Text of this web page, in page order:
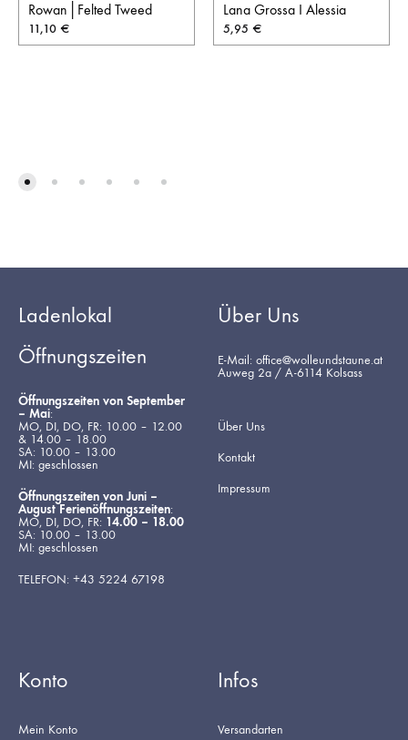
Rowan│Felted Tweed
11,10 €
Lana Grossa I Alessia
5,95 €
Ladenlokal
Öffnungszeiten
Öffnungszeiten von September
– Mai:
MO, DI, DO, FR: 10.00 – 12.00
& 14.00 – 18.00
SA: 10.00 – 13.00
MI: geschlossen
Öffnungszeiten von Juni –
August Ferienöffnungszeiten:
MO, DI, DO, FR: 14.00 – 18.00
SA: 10.00 – 13.00
MI: geschlossen
TELEFON: +43 5224 67198
Über Uns
E-Mail: office@wolleundstaune.at
Auweg 2a / A-6114 Kolsass
Über Uns
Kontakt
Impressum
Konto
Mein Konto
Infos
Versandarten